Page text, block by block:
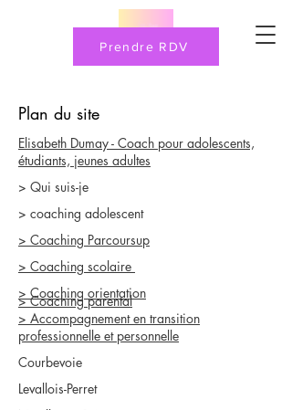
Prendre RDV
Plan du site
Elisabeth Dumay - Coach pour adolescents,
étudiants, jeunes adultes
> Qui suis-je
> coaching adolescent
> Coaching Parcoursup
> Coaching scolaire
> Coaching orientation
> Coaching parental
> Accompagnement en transition
professionnelle et personnelle
Courbevoie
Levallois-Perret